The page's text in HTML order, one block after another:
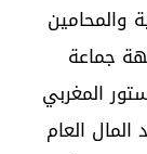
والمحامين
جماعة
المغربي
العام